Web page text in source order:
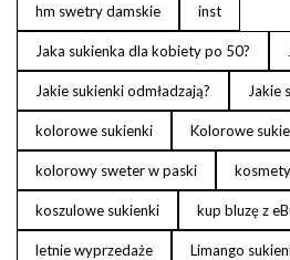
hm swetry damskie inst
Jaka sukienka dla kobiety po 50?
Jakie sukienki odmładzają? Jakie
kolorowe sukienki Kolorowe
kolorowy sweter w paski
koszulowe sukienki kup bluzę z
letnie wyprzedaże Limango